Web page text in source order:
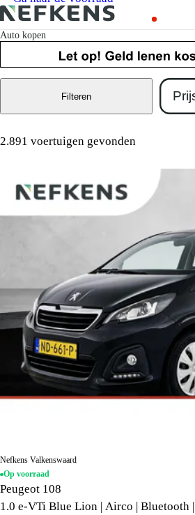
Auto kopen
2.891 voertuigen gevonden
Filteren
Nefkens Valkenswaard
Op voorraad
Peugeot 108
1.0 e-VTi Blue Lion | Airco | Bluetooth |